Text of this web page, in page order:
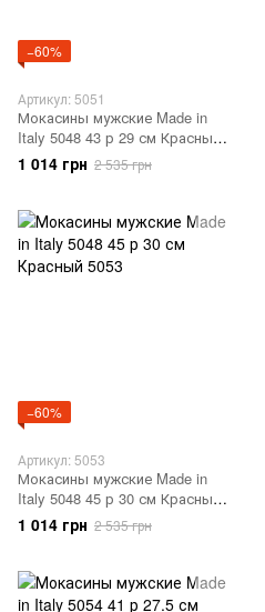
−60%
Артикул: 5051
Мокасины мужские Made in
Italy 5048 43 р 29 см Красный
5051
1 014 грн 2 535 грн
−60%
Артикул: 5053
Мокасины мужские Made in
Italy 5048 45 р 30 см Красный
5053
1 014 грн 2 535 грн